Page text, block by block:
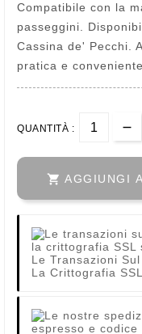
Compatibile con la
passeggini.
Cassina de' Pecchi.
pratica e
QUANTITÀ :
 AGGIUNGI
Le Transazioni
La Crittografia